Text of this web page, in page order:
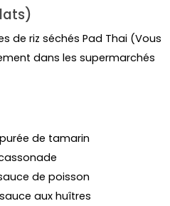
de riz séchés Pad Thai (Vous
dans les supermarchés
de tamarin
de poisson
aux huîtres